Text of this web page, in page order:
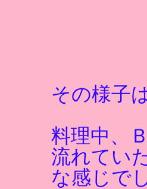
その様子
料理中、
流れてい
な感じで